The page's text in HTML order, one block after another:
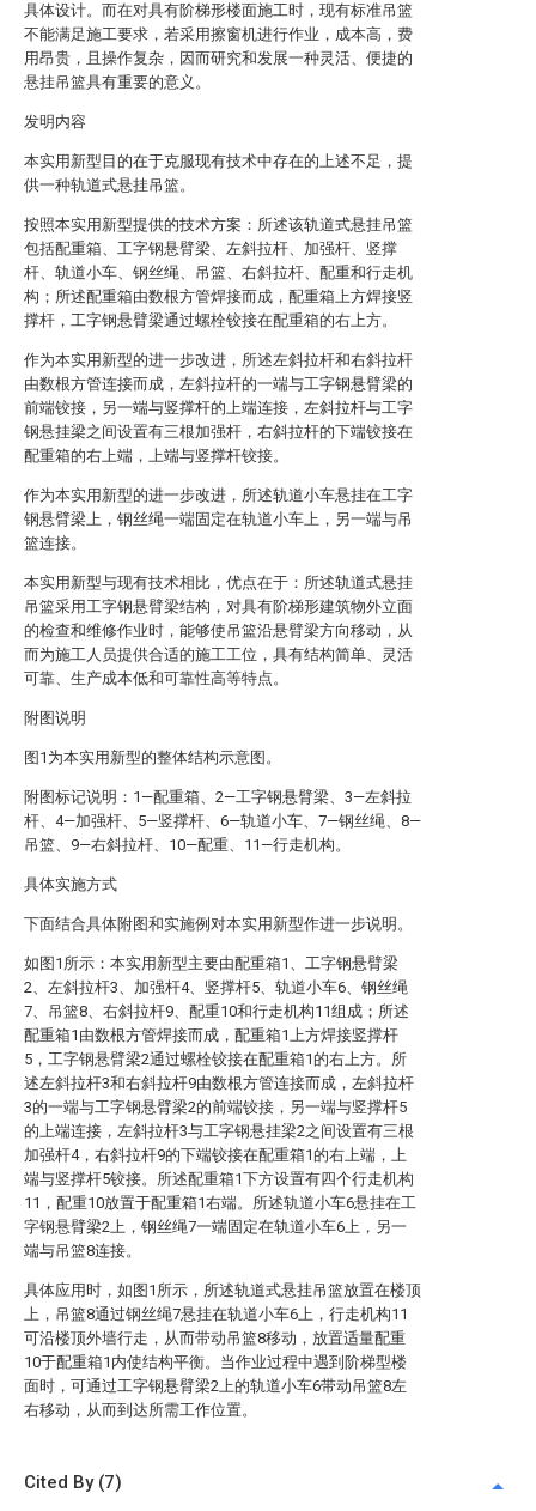
具体设计。而在对具有阶梯形楼面施工时，现有标准吊篮
不能满足施工要求，若采用擦窗机进行作业，成本高，费
用昂贵，且操作复杂，因而研究和发展一种灵活、便捷的
悬挂吊篮具有重要的意义。
发明内容
本实用新型目的在于克服现有技术中存在的上述不足，提
供一种轨道式悬挂吊篮。
按照本实用新型提供的技术方案：所述该轨道式悬挂吊篮
包括配重箱、工字钢悬臂梁、左斜拉杆、加强杆、竖撑
杆、轨道小车、钢丝绳、吊篮、右斜拉杆、配重和行走机
构；所述配重箱由数根方管焊接而成，配重箱上方焊接竖
撑杆，工字钢悬臂梁通过螺栓铰接在配重箱的右上方。
作为本实用新型的进一步改进，所述左斜拉杆和右斜拉杆
由数根方管连接而成，左斜拉杆的一端与工字钢悬臂梁的
前端铰接，另一端与竖撑杆的上端连接，左斜拉杆与工字
钢悬挂梁之间设置有三根加强杆，右斜拉杆的下端铰接在
配重箱的右上端，上端与竖撑杆铰接。
作为本实用新型的进一步改进，所述轨道小车悬挂在工字
钢悬臂梁上，钢丝绳一端固定在轨道小车上，另一端与吊
篮连接。
本实用新型与现有技术相比，优点在于：所述轨道式悬挂
吊篮采用工字钢悬臂梁结构，对具有阶梯形建筑物外立面
的检查和维修作业时，能够使吊篮沿悬臂梁方向移动，从
而为施工人员提供合适的施工工位，具有结构简单、灵活
可靠、生产成本低和可靠性高等特点。
附图说明
图1为本实用新型的整体结构示意图。
附图标记说明：1—配重箱、2—工字钢悬臂梁、3—左斜拉
杆、4—加强杆、5—竖撑杆、6—轨道小车、7—钢丝绳、8—
吊篮、9—右斜拉杆、10—配重、11—行走机构。
具体实施方式
下面结合具体附图和实施例对本实用新型作进一步说明。
如图1所示：本实用新型主要由配重箱1、工字钢悬臂梁
2、左斜拉杆3、加强杆4、竖撑杆5、轨道小车6、钢丝绳
7、吊篮8、右斜拉杆9、配重10和行走机构11组成；所述
配重箱1由数根方管焊接而成，配重箱1上方焊接竖撑杆
5，工字钢悬臂梁2通过螺栓铰接在配重箱1的右上方。所
述左斜拉杆3和右斜拉杆9由数根方管连接而成，左斜拉杆
3的一端与工字钢悬臂梁2的前端铰接，另一端与竖撑杆5
的上端连接，左斜拉杆3与工字钢悬挂梁2之间设置有三根
加强杆4，右斜拉杆9的下端铰接在配重箱1的右上端，上
端与竖撑杆5铰接。所述配重箱1下方设置有四个行走机构
11，配重10放置于配重箱1右端。所述轨道小车6悬挂在工
字钢悬臂梁2上，钢丝绳7一端固定在轨道小车6上，另一
端与吊篮8连接。
具体应用时，如图1所示，所述轨道式悬挂吊篮放置在楼顶
上，吊篮8通过钢丝绳7悬挂在轨道小车6上，行走机构11
可沿楼顶外墙行走，从而带动吊篮8移动，放置适量配重
10于配重箱1内使结构平衡。当作业过程中遇到阶梯型楼
面时，可通过工字钢悬臂梁2上的轨道小车6带动吊篮8左
右移动，从而到达所需工作位置。
Cited By (7)